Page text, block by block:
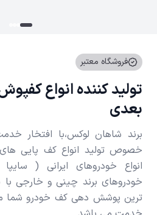
فروشگاه معتبر
بعدی
برند شاهان لوکس،با افتخار
خصوص تولید انواع کف پایی
انواع خودروهای ایرانی (
خودروهای برند چینی و خارجی با
ترین پوشش دهی کف خودرو شما